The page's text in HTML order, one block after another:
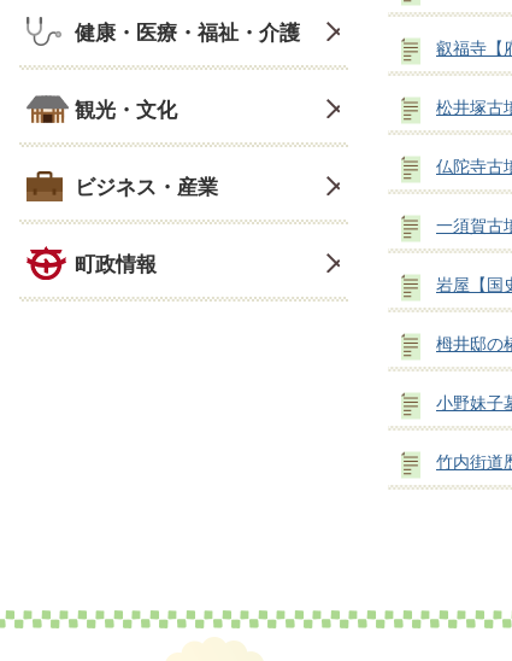
健康・医療・福祉・介護
観光・文化
ビジネス・産業
町政情報
叡福寺【
松井塚古
仏陀寺古
一須賀古
岩屋【国
栂井邸の
小野妹子
竹内街道